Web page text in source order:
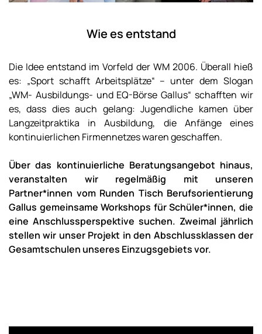
Wie es entstand
Die Idee entstand im Vorfeld der WM 2006. Überall hieß
es: „Sport schafft Arbeitsplätze“ – unter dem Slogan
„WM- Ausbildungs- und EQ-Börse Gallus“ schafften wir
es, dass dies auch gelang: Jugendliche kamen über
Langzeitpraktika in Ausbildung, die Anfänge eines
kontinuierlichen Firmennetzes waren geschaffen.
Über das kontinuierliche Beratungsangebot hinaus,
veranstalten wir regelmäßig mit unseren
Partner*innen vom Runden Tisch Berufsorientierung
Gallus gemeinsame Workshops für Schüler*innen, die
eine Anschlussperspektive suchen. Zweimal jährlich
stellen wir unser Projekt in den Abschlussklassen der
Gesamtschulen unseres Einzugsgebiets vor.